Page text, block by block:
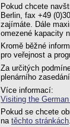
Pokud chcete
Berlin, fax +49
zajímáte. Dále
omezené kapacity
Kromě běžné
pro veřejnost a
Za určitých
plenárního zasedání.
Více informací:
Visiting the
Pokud se chcete
na těchto stránkách.